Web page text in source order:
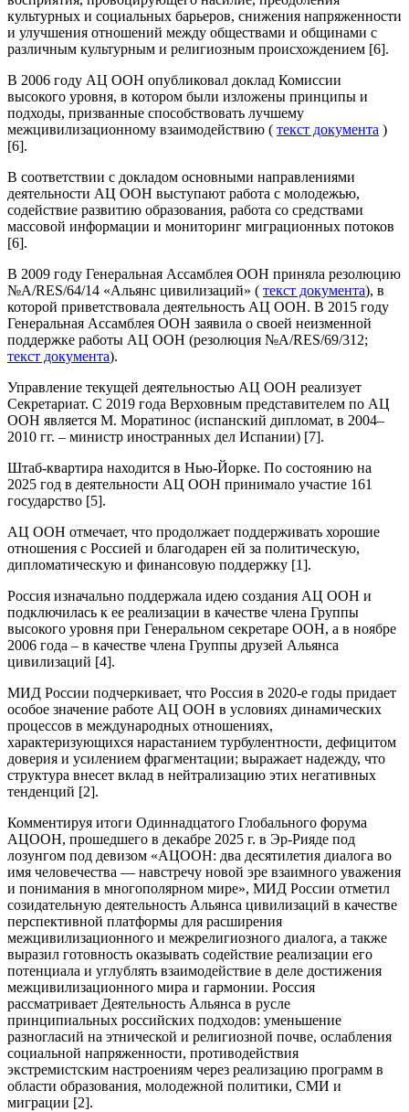
культурных и социальных барьеров, снижения напряженности
и улучшения отношений между обществами и общинами с
различным культурным и религиозным происхождением [6].
В 2006 году АЦ ООН опубликовал доклад Комиссии
высокого уровня, в котором были изложены принципы и
подходы, призванные способствовать лучшему
межцивилизационному взаимодействию ( текст документа )
[6].
В соответствии с докладом основными направлениями
деятельности АЦ ООН выступают работа с молодежью,
содействие развитию образования, работа со средствами
массовой информации и мониторинг миграционных потоков
[6].
В 2009 году Генеральная Ассамблея ООН приняла резолюцию
№A/RES/64/14 «Альянс цивилизаций» ( текст документа), в
которой приветствовала деятельность АЦ ООН. В 2015 году
Генеральная Ассамблея ООН заявила о своей неизменной
поддержке работы АЦ ООН (резолюция №A/RES/69/312;
текст документа).
Управление текущей деятельностью АЦ ООН реализует
Секретариат. С 2019 года Верховным представителем по АЦ
ООН является М. Моратинос (испанский дипломат, в 2004–
2010 гг. – министр иностранных дел Испании) [7].
Штаб-квартира находится в Нью-Йорке. По состоянию на
2025 год в деятельности АЦ ООН принимало участие 161
государство [5].
АЦ ООН отмечает, что продолжает поддерживать хорошие
отношения с Россией и благодарен ей за политическую,
дипломатическую и финансовую поддержку [1].
Россия изначально поддержала идею создания АЦ ООН и
подключилась к ее реализации в качестве члена Группы
высокого уровня при Генеральном секретаре ООН, а в ноябре
2006 года – в качестве члена Группы друзей Альянса
цивилизаций [4].
МИД России подчеркивает, что Россия в 2020-е годы придает
особое значение работе АЦ ООН в условиях динамических
процессов в международных отношениях,
характеризующихся нарастанием турбулентности, дефицитом
доверия и усилением фрагментации; выражает надежду, что
структура внесет вклад в нейтрализацию этих негативных
тенденций [2].
Комментируя итоги Одиннадцатого Глобального форума
АЦООН, прошедшего в декабре 2025 г. в Эр-Рияде под
лозунгом под девизом «АЦООН: два десятилетия диалога во
имя человечества — навстречу новой эре взаимного уважения
и понимания в многополярном мире», МИД России отметил
созидательную деятельность Альянса цивилизаций в качестве
перспективной платформы для расширения
межцивилизационного и межрелигиозного диалога, а также
выразил готовность оказывать содействие реализации его
потенциала и углублять взаимодействие в деле достижения
межцивилизационного мира и гармонии. Россия
рассматривает Деятельность Альянса в русле
принципиальных российских подходов: уменьшение
разногласий на этнической и религиозной почве, ослабления
социальной напряженности, противодействия
экстремистским настроениям через реализацию программ в
области образования, молодежной политики, СМИ и
миграции [2].